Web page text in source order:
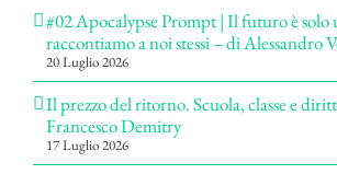
#02 Apocalypse Prompt | Il futuro è solo
raccontiamo a noi stessi – di Alessandro
20 Luglio 2026
Il prezzo del ritorno. Scuola, classe e
Francesco Demitry
17 Luglio 2026